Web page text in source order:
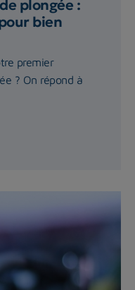
plongée :
bien
premier
? On répond à